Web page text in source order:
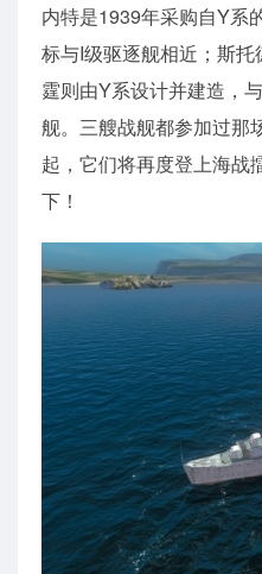
内特是1939年采购自Y系
标与I级驱逐舰相近；斯
霆则由Y系设计并建造，
舰。三艘战舰都参加过那
起，它们将再度登上海战
下！